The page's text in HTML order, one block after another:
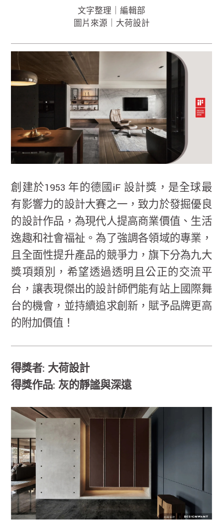
文字整理｜編輯部
圖片來源｜大荷設計
創建於1953 年的德國iF 設計獎，是全球最
有影響力的設計大賽之一，致力於發掘優良
的設計作品，為現代人提高商業價值、生活
逸趣和社會福祉。為了強調各領域的專業，
且全面性提升產品的競爭力，旗下分為九大
獎項類別，希望透過透明且公正的交流平
台，讓表現傑出的設計師們能有站上國際舞
台的機會，並持續追求創新，賦予品牌更高
的附加價值！
得獎者: 大荷設計
得獎作品: 灰的靜謐與深遠